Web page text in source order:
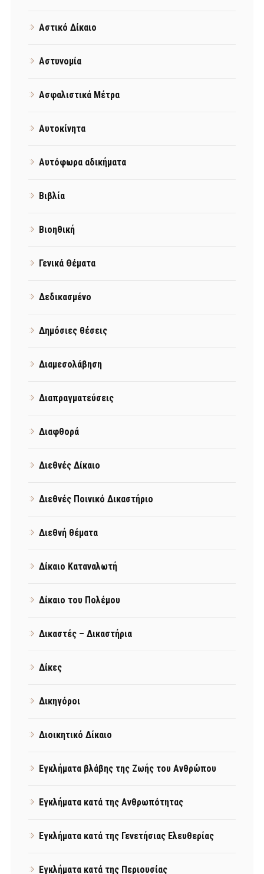
Αστικό Δίκαιο
Αστυνομία
Ασφαλιστικά Μέτρα
Αυτοκίνητα
Αυτόφωρα αδικήματα
Βιβλία
Βιοηθική
Γενικά Θέματα
Δεδικασμένο
Δημόσιες θέσεις
Διαμεσολάβηση
Διαπραγματεύσεις
Διαφθορά
Διεθνές Δίκαιο
Διεθνές Ποινικό Δικαστήριο
Διεθνή θέματα
Δίκαιο Καταναλωτή
Δίκαιο του Πολέμου
Δικαστές – Δικαστήρια
Δίκες
Δικηγόροι
Διοικητικό Δίκαιο
Εγκλήματα βλάβης της Ζωής του Ανθρώπου
Εγκλήματα κατά της Ανθρωπότητας
Εγκλήματα κατά της Γενετήσιας Ελευθερίας
Εγκλήματα κατά της Περιουσίας